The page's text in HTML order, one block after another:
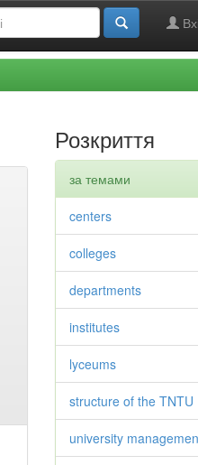
Розкриття
за темами
centers
colleges
departments
institutes
lyceums
structure of the TNTU
university